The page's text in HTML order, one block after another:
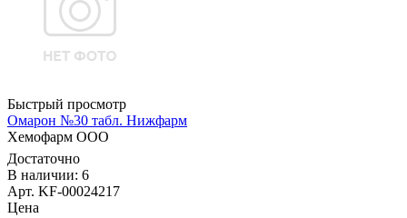
Быстрый просмотр
Омарон №30 табл. Нижфарм
Хемофарм ООО
Достаточно
В наличии: 6
Арт. KF-00024217
Цена